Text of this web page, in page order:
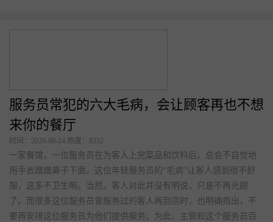
服务员常犯的六大毛病，会让顾客再也不想
来你的餐厅
时间：2020-09-14 热度：8352
一家餐馆，一位服务员在为客人上完菜品和饮料后，总会不自觉地
用手去蹭蹭鼻子下面。这位年轻服务员的“毛病”让客人感到很不舒
服，这多不卫生啊。当然，客人对此并没有明说，只是不再光顾
了。而很多这位服务员曾服务过的客人再到店时，也明确指出，不
要再安排这位服务员为他们提供服务。为此，主管和这个服务员百